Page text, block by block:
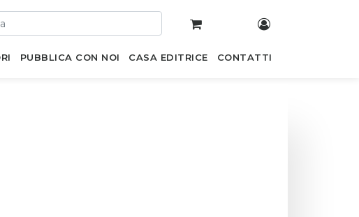
PUBBLICA CON NOI CASA EDITRICE CONTATTI